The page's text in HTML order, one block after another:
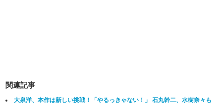
関連記事
大泉洋、本作は新しい挑戦！「やるっきゃない！」 石丸幹二、水樹奈々も